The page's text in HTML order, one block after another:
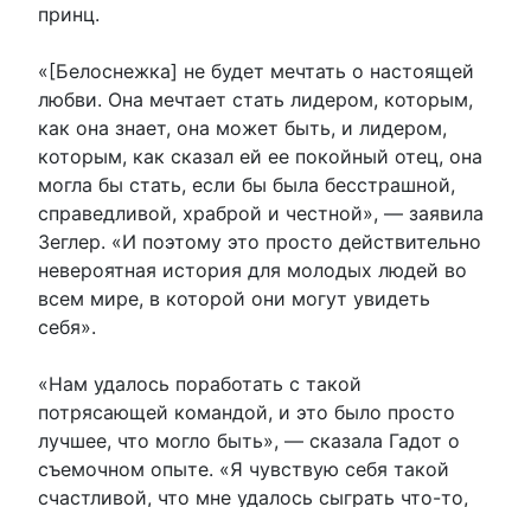
принц.
«[Белоснежка] не будет мечтать о настоящей
любви. Она мечтает стать лидером, которым,
как она знает, она может быть, и лидером,
которым, как сказал ей ее покойный отец, она
могла бы стать, если бы была бесстрашной,
справедливой, храброй и честной», — заявила
Зеглер. «И поэтому это просто действительно
невероятная история для молодых людей во
всем мире, в которой они могут увидеть
себя».
«Нам удалось поработать с такой
потрясающей командой, и это было просто
лучшее, что могло быть», — сказала Гадот о
съемочном опыте. «Я чувствую себя такой
счастливой, что мне удалось сыграть что-то,